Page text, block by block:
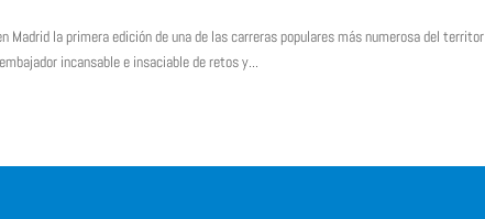
la primera edición de una de las carreras populares más numerosa del
incansable e insaciable de retos y...